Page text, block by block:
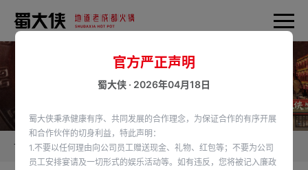
首页 蜀大侠新闻
官方严正声明
蜀大侠 · 2026年04月18日
蜀大侠秉承健康有序、共同发展的合作理念，为保证合作的有序开展
和合作伙伴的切身利益，特此声明：
1.不要以任何理由向公司员工赠送现金、礼物、红包等；不要为公司
员工安排宴请及一切形式的娱乐活动等。如有违反，您将被记入廉政